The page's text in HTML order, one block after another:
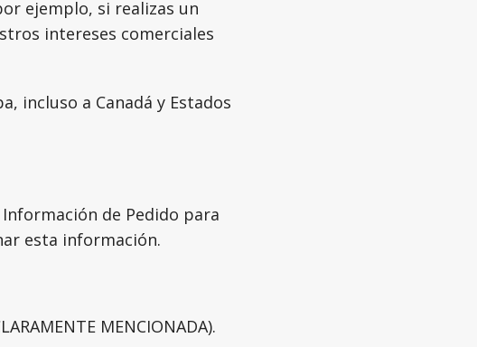
ejemplo, si realizas un
intereses comerciales
incluso a Canadá y Estados
de Pedido para
esta información.
MENCIONADA).